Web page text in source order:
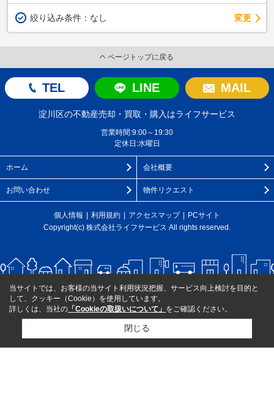
絞り込み条件： なし 変更
ページトップに戻る
TEL LINE MAIL
淀川区の不動産売却・買取・購入はライフサービス
営業時間:9:00～19:30
定休日:水曜日
ホーム 会社概要
お問い合わせ 物件リクエスト
個人情報 利用規約 アクセスマップ
PCサイト
Copyright(c) 株式会社ライフサービス All rights reserved.
当サイトでは、お客様の当サイト利用状況把握、サービス向上検討を目的と
して、クッキー（Cookie）を使用しています。
詳しくは、当社の 「Cookieの取扱いについて」 をご確認ください。
閉じる